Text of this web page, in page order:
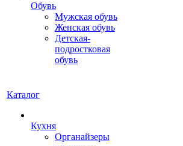
Обувь
Мужская обувь
Женская обувь
Детская-
подростковая
обувь
Каталог
Кухня
Органайзеры